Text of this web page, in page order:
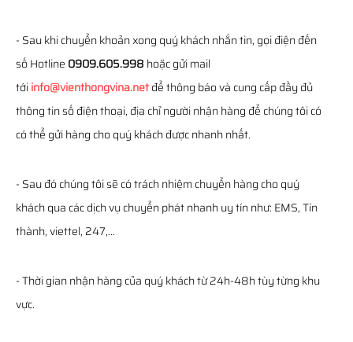
- Sau khi chuyển khoản xong quý khách nhắn tin, gọi điện đến
số Hotline 0909.605.998 hoặc gửi mail
tớiinfo@vienthongvina.netđể thông báo và cung cấp đầy đủ
thông tin số điện thoại, địa chỉ người nhận hàng để chúng tôi có
có thể gửi hàng cho quý khách được nhanh nhất.
- Sau đó chúng tôi sẽ có trách nhiệm chuyển hàng cho quý
khách qua các dịch vụ chuyển phát nhanh uy tín như: EMS, Tín
thành, viettel, 247,...
- Thời gian nhận hàng của quý khách từ 24h-48h tùy từng khu
vực.